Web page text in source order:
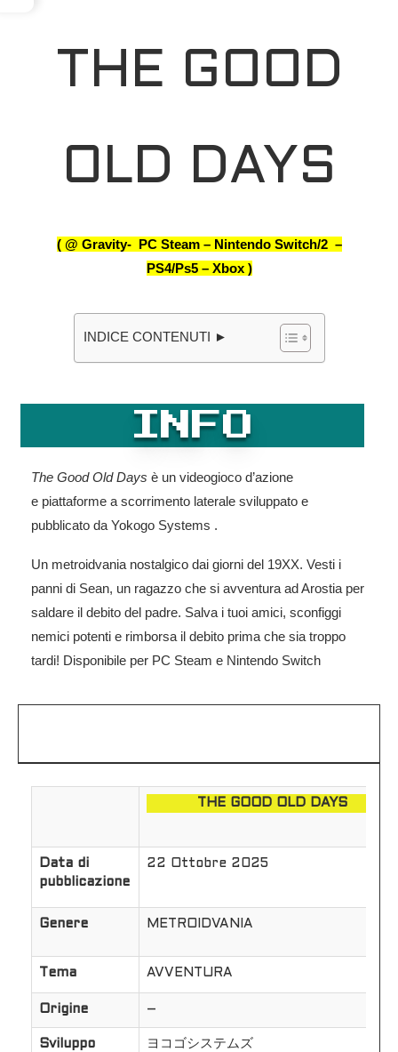
THE GOOD
OLD DAYS
( @ Gravity- PC Steam – Nintendo Switch/2 –
PS4/Ps5 – Xbox )
INDICE CONTENUTI ►
INFO
The Good Old Days è un videogioco d’azione
e piattaforme a scorrimento laterale sviluppato e
pubblicato da Yokogo Systems .
Un metroidvania nostalgico dai giorni del 19XX. Vesti i
panni di Sean, un ragazzo che si avventura ad Arostia per
saldare il debito del padre. Salva i tuoi amici, sconfiggi
nemici potenti e rimborsa il debito prima che sia troppo
tardi! Disponibile per PC Steam e Nintendo Switch
THE GOOD OLD DAYS
Data di
pubblicazione
22 Ottobre 2025
Genere METROIDVANIA
Tema AVVENTURA
Origine –
Sviluppo ヨコゴシステムズ